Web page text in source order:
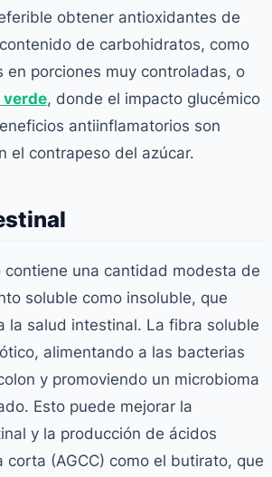
obtener antioxidantes de
de carbohidratos, como
en porciones muy controladas, o
verde, donde el impacto glucémico
antiinflamatorios son
el contrapeso del azúcar.
contiene una cantidad modesta de
soluble como insoluble, que
la salud intestinal. La fibra soluble
alimentando a las bacterias
y promoviendo un microbioma
Esto puede mejorar la
y la producción de ácidos
corta (AGCC) como el butirato, que